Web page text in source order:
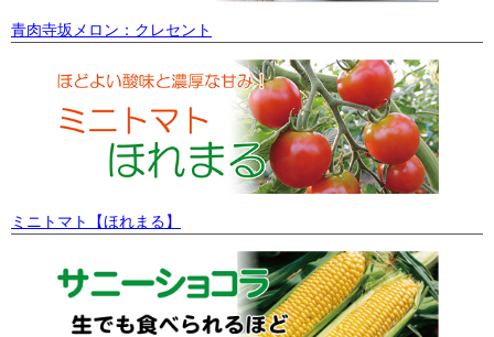
青肉寺坂メロン：クレセント
ミニトマト【ほれまる】